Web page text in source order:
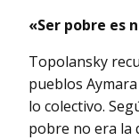
«Ser pobre es
Topolansky
pueblos
lo colectivo.
pobre no era la